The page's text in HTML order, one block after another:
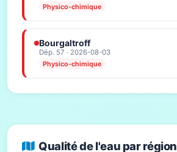
Physico-chimique
Bourgaltroff
Dép. 57 · 2026-08-03
Physico-chimique
Qualité de l'eau par région